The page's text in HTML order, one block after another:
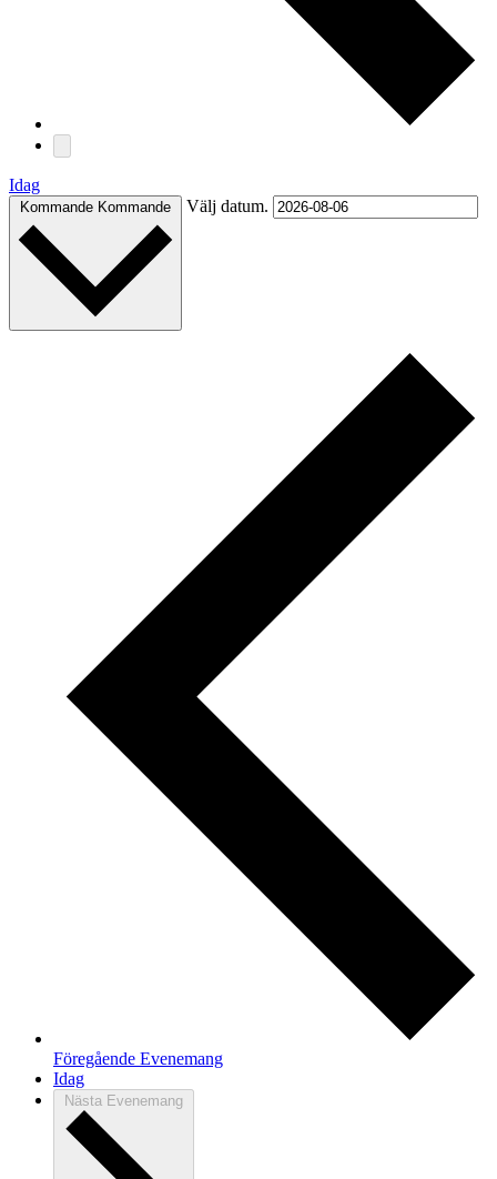
Idag
Kommande Kommande Välj datum.
Föregående Evenemang
Idag
Nästa Evenemang